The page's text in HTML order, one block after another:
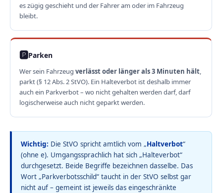
es zügig geschieht und der Fahrer am oder im Fahrzeug
bleibt.
🅿️Parken
Wer sein Fahrzeug verlässt oder länger als 3 Minuten hält,
parkt (§ 12 Abs. 2 StVO). Ein Halteverbot ist deshalb immer
auch ein Parkverbot – wo nicht gehalten werden darf, darf
logischerweise auch nicht geparkt werden.
Wichtig: Die StVO spricht amtlich vom „Haltverbot“
(ohne e). Umgangssprachlich hat sich „Halteverbot“
durchgesetzt. Beide Begriffe bezeichnen dasselbe. Das
Wort „Parkverbotsschild“ taucht in der StVO selbst gar
nicht auf – gemeint ist jeweils das eingeschränkte